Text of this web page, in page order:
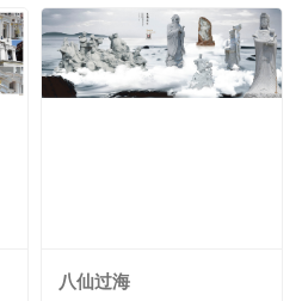
八仙过海